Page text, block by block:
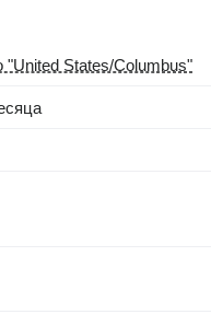
"United States/Columbus"